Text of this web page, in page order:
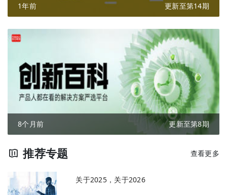
1年前 更新至第14期
8个月前 更新至第8期
推荐专题 查看更多
关于2025，关于2026